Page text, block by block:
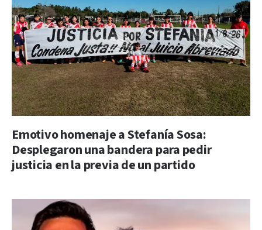
Emotivo homenaje a Stefanía Sosa:
Desplegaron una bandera para pedir
justicia en la previa de un partido